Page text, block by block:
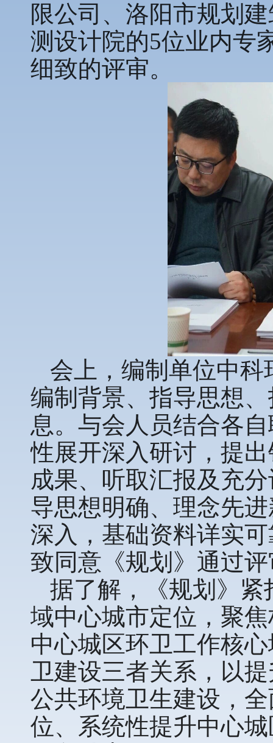
限公司、洛阳市规划
测设计院的5位业内专
细致的评审。
会上，编制单位中
编制背景、指导思想
息。与会人员结合各
性展开深入研讨，提
成果、听取汇报及充
导思想明确、理念先
深入，基础资料详实
致同意《规划》通过
据了解，《规划》紧
域中心城市定位，聚
中心城区环卫工作核
卫建设三者关系，以
公共环境卫生建设，
位、系统性提升中心